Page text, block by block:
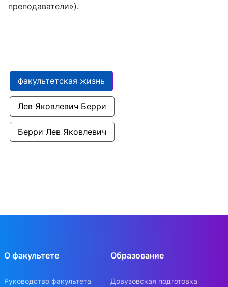
преподаватели»).
факультетская жизнь
Лев Яковлевич Берри
Берри Лев Яковлевич
О факультете
Руководство факультета
Образование
Довузовская подготовка